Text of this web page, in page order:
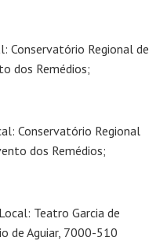
Conservatório Regional de
dos Remédios;
Conservatório Regional
dos Remédios;
Teatro Garcia de
de Aguiar, 7000-510